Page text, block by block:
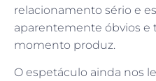
relacionamento sério e
aparentemente óbvios e
momento produz.
O espetáculo ainda nos